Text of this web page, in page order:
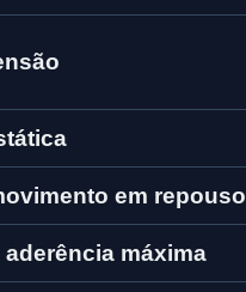
em repouso
máxima